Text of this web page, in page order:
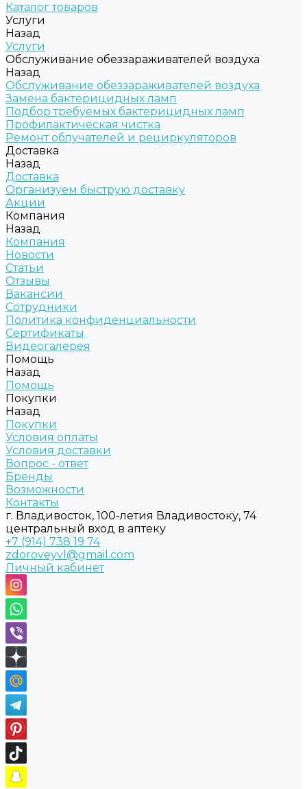
Каталог товаров
Услуги
Назад
Услуги
Обслуживание обеззараживателей воздуха
Назад
Обслуживание обеззараживателей воздуха
Замена бактерицидных ламп
Подбор требуемых бактерицидных ламп
Профилактическая чистка
Ремонт облучателей и рециркуляторов
Доставка
Назад
Доставка
Организуем быструю доставку
Акции
Компания
Назад
Компания
Новости
Статьи
Отзывы
Вакансии
Сотрудники
Политика конфиденциальности
Сертификаты
Видеогалерея
Помощь
Назад
Помощь
Покупки
Назад
Покупки
Условия оплаты
Условия доставки
Вопрос - ответ
Бренды
Возможности
Контакты
г. Владивосток, 100-летия Владивостоку, 74
центральный вход в аптеку
+7 (914) 738 19 74
zdoroveyvl@gmail.com
Личный кабинет